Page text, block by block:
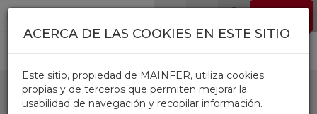
Pasar al contenido principal
ACERCA DE LAS COOKIES EN ESTE SITIO
Este sitio, propiedad de MAINFER, utiliza cookies
propias y de terceros que permiten mejorar la
usabilidad de navegación y recopilar información.